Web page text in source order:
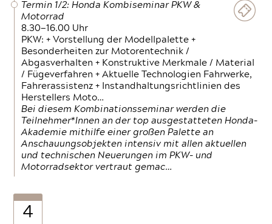
Termin 1/2: Honda Kombiseminar PKW &
Motorrad
8.30—16.00 Uhr
PKW: + Vorstellung der Modellpalette +
Besonderheiten zur Motorentechnik /
Abgasverhalten + Konstruktive Merkmale / Material
/ Fügeverfahren + Aktuelle Technologien Fahrwerke,
Fahrerassistenz + Instandhaltungsrichtlinien des
Herstellers Moto…
Bei diesem Kombinationsseminar werden die
Teilnehmer*Innen an der top ausgestatteten Honda-
Akademie mithilfe einer großen Palette an
Anschauungsobjekten intensiv mit allen aktuellen
und technischen Neuerungen im PKW- und
Motorradsektor vertraut gemac…
4